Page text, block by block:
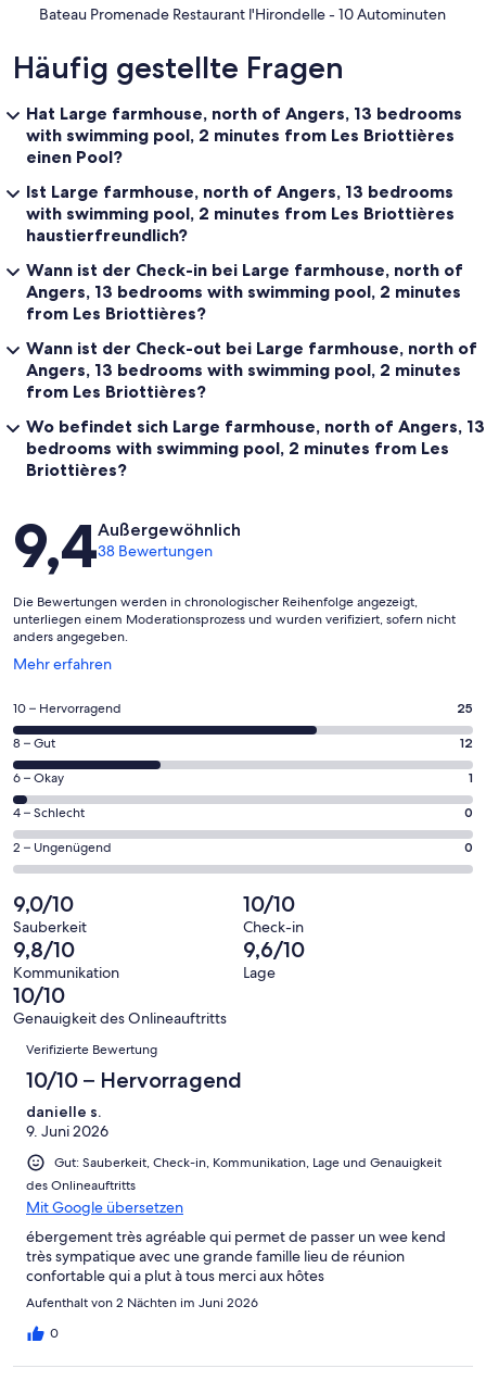
‪Bateau Promenade Restaurant l'Hirondelle - ‬10 Autominuten
Häufig gestellte Fragen
Hat Large farmhouse, north of Angers, 13 bedrooms
with swimming pool, 2 minutes from Les Briottières
einen Pool?
Ist Large farmhouse, north of Angers, 13 bedrooms
with swimming pool, 2 minutes from Les Briottières
haustierfreundlich?
Wann ist der Check-in bei Large farmhouse, north of
Angers, 13 bedrooms with swimming pool, 2 minutes
from Les Briottières?
Wann ist der Check-out bei Large farmhouse, north of
Angers, 13 bedrooms with swimming pool, 2 minutes
from Les Briottières?
Wo befindet sich Large farmhouse, north of Angers, 13
bedrooms with swimming pool, 2 minutes from Les
Briottières?
Bewertungen
9,4Außergewöhnlich
38 Bewertungen
Die Bewertungen werden in chronologischer Reihenfolge angezeigt,
unterliegen einem Moderationsprozess und wurden verifiziert, sofern nicht
anders angegeben.
Mehr erfahren
Wird
einem
neuen
Fenster
geöffnet
25
von
insgesamt
38
Gästebewertungen
haben
eine
Bewertung
von
10
-
Hervorragend
10 – Hervorragend 25
12
von
insgesamt
38
Gästebewertungen
haben
Bewertung
von
8
-
Gut
8 – Gut 12
1
von
insgesamt
38
Gästebewertungen
haben
eine
Bewertung
von
6
-
Okay
6 – Okay 1
0
von
insgesamt
Gästebewertungen
haben
eine
Bewertung
von
4
4 – Schlecht 0
0
von
insgesamt
38
Gästebewertungen
haben
eine
Bewertung
2 – Ungenügend 0
9,0/10
Sauberkeit
10/10
Check-in
9,8/10
Kommunikation
9,6/10
Lage
10/10
Genauigkeit des Onlineauftritts
Bewertungen
Verifizierte Bewertung
10/10 – Hervorragend
danielle s.
9. Juni 2026
Gut: Sauberkeit, Check-in, Kommunikation, Lage und Genauigkeit
des Onlineauftritts
Mit Google übersetzen
ébergement très agréable qui permet de passer un wee kend
très sympatique avec une grande famille lieu de réunion
confortable qui a plut à tous merci aux hôtes
Aufenthalt von 2 Nächten im Juni 2026
0